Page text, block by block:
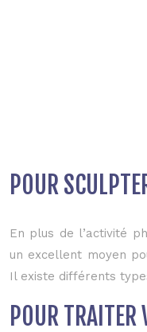
POUR
En plus de l’activité
un excellent moyen
Il existe différents
POUR TRAITER